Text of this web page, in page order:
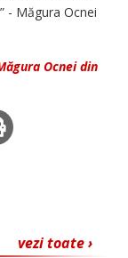
- Măgura Ocnei
Ocnei din
vezi toate ›